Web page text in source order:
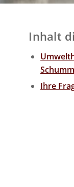
Inhalt
Ihre